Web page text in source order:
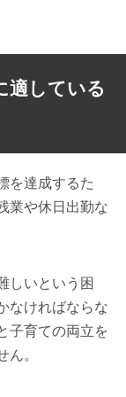
適している
を達成するた
業や休日出勤な
しいという困
なければならな
子育ての両立を
。